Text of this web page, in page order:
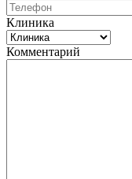
Клиника
Комментарий